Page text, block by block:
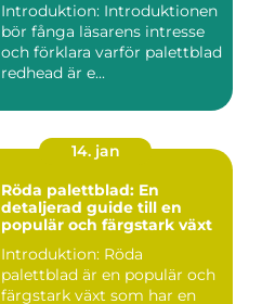
Introduktion: Introduktionen
bör fånga läsarens intresse
och förklara varför palettblad
redhead är e...
14. jan
Röda palettblad: En
detaljerad guide till en
populär och färgstark växt
Introduktion: Röda
palettblad är en populär och
färgstark växt som har en